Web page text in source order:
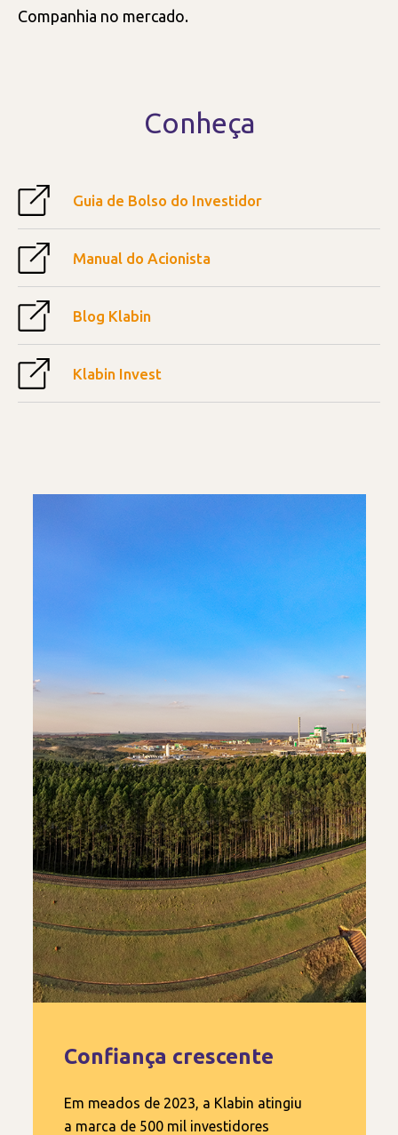
Companhia no mercado.
Conheça
Guia de Bolso do Investidor
Manual do Acionista
Blog Klabin
Klabin Invest
Confiança crescente
Em meados de 2023, a Klabin atingiu
a marca de 500 mil investidores